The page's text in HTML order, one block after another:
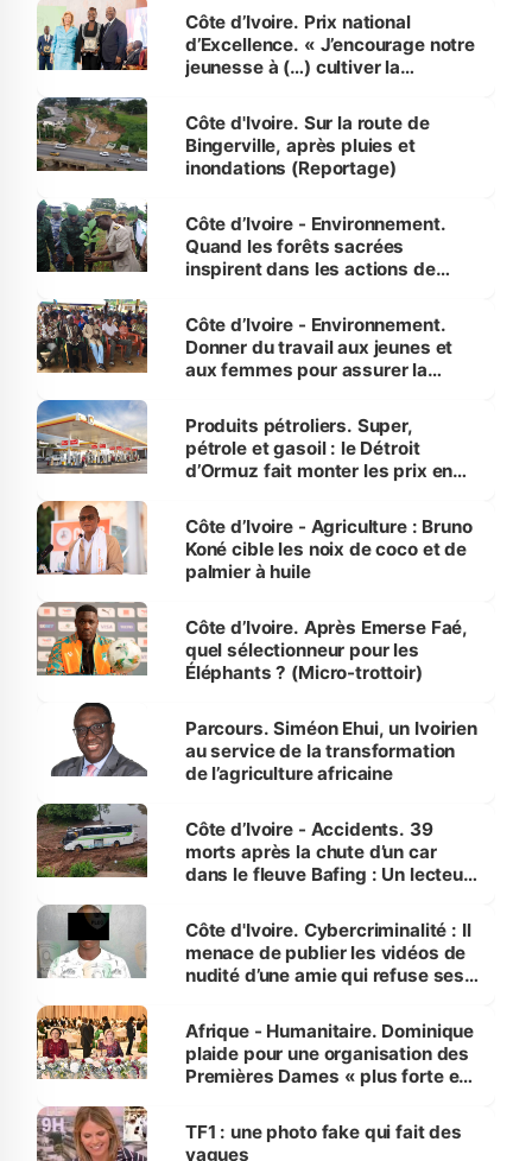
Côte d’Ivoire. Prix national
d’Excellence. « J’encourage notre
jeunesse à (…) cultiver la
(Alassane Ouattara
Côte d'Ivoire. Sur la route de
Bingerville, après pluies et
inondations (Reportage)
Côte d’Ivoire - Environnement.
Quand les forêts sacrées
inspirent dans les actions de
Côte d’Ivoire - Environnement.
Donner du travail aux jeunes et
aux femmes pour assurer la
menacées
Produits pétroliers. Super,
pétrole et gasoil : le Détroit
d’Ormuz fait monter les prix en
Côte d’Ivoire - Agriculture : Bruno
Koné cible les noix de coco et de
palmier à huile
Côte d’Ivoire. Après Emerse Faé,
quel sélectionneur pour les
Éléphants ? (Micro-trottoir)
Parcours. Siméon Ehui, un Ivoirien
au service de la transformation
de l’agriculture africaine
Côte d’Ivoire - Accidents. 39
morts après la chute d’un car
dans le fleuve Bafing : Un lecteur
des Transports
Côte d'Ivoire. Cybercriminalité : Il
menace de publier les vidéos de
nudité d’une amie qui refuse ses
Afrique - Humanitaire. Dominique
plaide pour une organisation des
Premières Dames « plus forte et
sur la scène internationale »
TF1 : une photo fake qui fait des
vagues